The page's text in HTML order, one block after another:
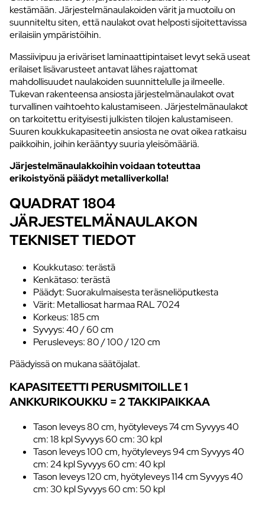
kestämään. Järjestelmänaulakoiden värit ja muotoilu on
suunniteltu siten, että naulakot ovat helposti sijoitettavissa
erilaisiin ympäristöihin.
Massiivipuu ja eriväriset laminaattipintaiset levyt sekä useat
erilaiset lisävarusteet antavat lähes rajattomat
mahdollisuudet naulakoiden suunnittelulle ja ilmeelle.
Tukevan rakenteensa ansiosta järjestelmänaulakot ovat
turvallinen vaihtoehto kalustamiseen. Järjestelmänaulakot
on tarkoitettu erityisesti julkisten tilojen kalustamiseen.
Suuren koukkukapasiteetin ansiosta ne ovat oikea ratkaisu
paikkoihin, joihin kerääntyy suuria yleisömääriä.
Järjestelmänaulakkoihin voidaan toteuttaa
erikoistyönä päädyt metalliverkolla!
QUADRAT 1804
JÄRJESTELMÄNAULAKON
TEKNISET TIEDOT
Koukkutaso: terästä
Kenkätaso: terästä
Päädyt: Suorakulmaisesta teräsneliöputkesta
Värit: Metalliosat harmaa RAL 7024
Korkeus: 185 cm
Syvyys: 40 / 60 cm
Perusleveys: 80 / 100 / 120 cm
Päädyissä on mukana säätöjalat.
KAPASITEETTI PERUSMITOILLE 1
ANKKURIKOUKKU = 2 TAKKIPAIKKAA
Tason leveys 80 cm, hyötyleveys 74 cm Syvyys 40
cm: 18 kpl Syvyys 60 cm: 30 kpl
Tason leveys 100 cm, hyötyleveys 94 cm Syvyys 40
cm: 24 kpl Syvyys 60 cm: 40 kpl
Tason leveys 120 cm, hyötyleveys 114 cm Syvyys 40
cm: 30 kpl Syvyys 60 cm: 50 kpl